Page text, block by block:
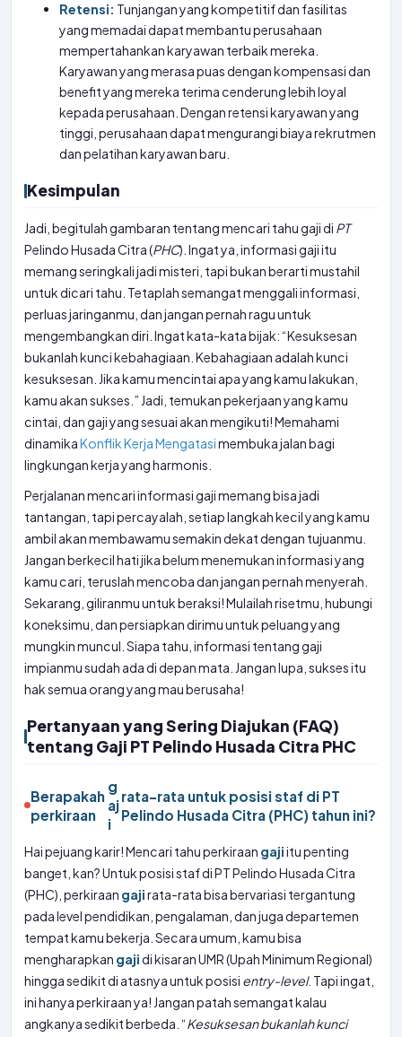
Retensi: Tunjangan yang kompetitif dan fasilitas
yang memadai dapat membantu perusahaan
mempertahankan karyawan terbaik mereka.
Karyawan yang merasa puas dengan kompensasi dan
benefit yang mereka terima cenderung lebih loyal
kepada perusahaan. Dengan retensi karyawan yang
tinggi, perusahaan dapat mengurangi biaya rekrutmen
dan pelatihan karyawan baru.
Kesimpulan
Jadi, begitulah gambaran tentang mencari tahu gaji di PT
Pelindo Husada Citra (PHC). Ingat ya, informasi gaji itu
memang seringkali jadi misteri, tapi bukan berarti mustahil
untuk dicari tahu. Tetaplah semangat menggali informasi,
perluas jaringanmu, dan jangan pernah ragu untuk
mengembangkan diri. Ingat kata-kata bijak: “Kesuksesan
bukanlah kunci kebahagiaan. Kebahagiaan adalah kunci
kesuksesan. Jika kamu mencintai apa yang kamu lakukan,
kamu akan sukses.” Jadi, temukan pekerjaan yang kamu
cintai, dan gaji yang sesuai akan mengikuti! Memahami
dinamikaKonflik Kerja Mengatasimembuka jalan bagi
lingkungan kerja yang harmonis.
Perjalanan mencari informasi gaji memang bisa jadi
tantangan, tapi percayalah, setiap langkah kecil yang kamu
ambil akan membawamu semakin dekat dengan tujuanmu.
Jangan berkecil hati jika belum menemukan informasi yang
kamu cari, teruslah mencoba dan jangan pernah menyerah.
Sekarang, giliranmu untuk beraksi! Mulailah risetmu, hubungi
koneksimu, dan persiapkan dirimu untuk peluang yang
mungkin muncul. Siapa tahu, informasi tentang gaji
impianmu sudah ada di depan mata. Jangan lupa, sukses itu
hak semua orang yang mau berusaha!
Pertanyaan yang Sering Diajukan (FAQ)
tentang Gaji PT Pelindo Husada Citra PHC
Berapakah
perkiraan
g
aj
i
rata-rata untuk posisi staf di PT
Pelindo Husada Citra (PHC) tahun ini?
Hai pejuang karir! Mencari tahu perkiraan gajiitu penting
banget, kan? Untuk posisi staf di PT Pelindo Husada Citra
(PHC), perkiraan gajirata-rata bisa bervariasi tergantung
pada level pendidikan, pengalaman, dan juga departemen
tempat kamu bekerja. Secara umum, kamu bisa
mengharapkan gajidi kisaran UMR (Upah Minimum Regional)
hingga sedikit di atasnya untuk posisi entry-level. Tapi ingat,
ini hanya perkiraan ya! Jangan patah semangat kalau
angkanya sedikit berbeda. “Kesuksesan bukanlah kunci